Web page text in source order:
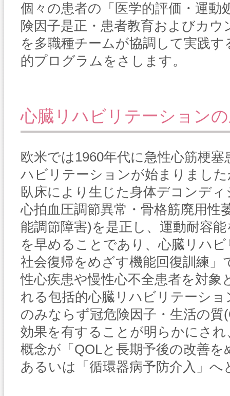
個々の患者の「医学的評価・運動
険因子是正・患者教育およびカ
を多職種チームが協調して実践
的プログラムをさします。
心臓リハビリテーション
欧米では1960年代に急性心筋梗
ハビリテーションが始まりまし
臥床により生じた身体デコンデ
心拍血圧調節異常・骨格筋廃用性
能調節障害)を是正し、運動耐容
を早めることであり、心臓リハ
社会復帰をめざす機能回復訓練
性心疾患や慢性心不全患者を対象
れる包括的心臓リハビリテーシ
のみならず冠危険因子・生活の
効果を有することが明らかにさ
概念が「QOLと長期予後の改善
あるいは「循環器病予防介入」